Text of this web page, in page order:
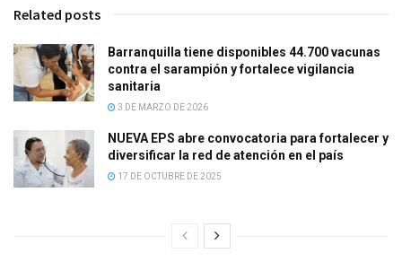
Related posts
Barranquilla tiene disponibles 44.700 vacunas
contra el sarampión y fortalece vigilancia
sanitaria
3 DE MARZO DE 2026
NUEVA EPS abre convocatoria para fortalecer y
diversificar la red de atención en el país
17 DE OCTUBRE DE 2025